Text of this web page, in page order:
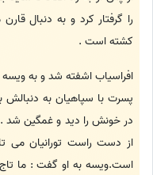
را گرفتار کرد و به دنبال
کشته است .
افراسیاب اشفته شد و به
پسرت با سپاهیان به دنبالش
در خونش را دید و غمگین شد
از دست راست تورانیان می
است.ویسه به او گفت : ما تاج